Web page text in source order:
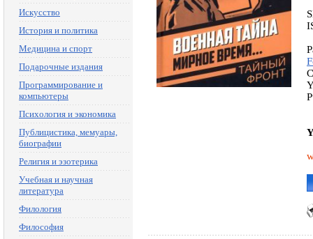
Искусство
История и политика
Медицина и спорт
Подарочные издания
Программирование и
компьютеры
Психология и экономика
Публицистика, мемуары,
биографии
Религия и эзотерика
Учебная и научная
литература
Филология
Философия